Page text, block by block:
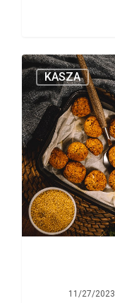
KASZA
11/27/2023